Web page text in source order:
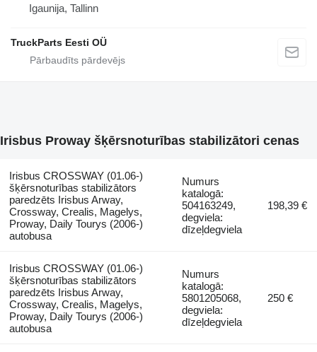
Igaunija, Tallinn
TruckParts Eesti OÜ
Irisbus Proway šķērsnoturības stabilizātori cenas
Irisbus CROSSWAY (01.06-)
šķērsnoturības stabilizātors
paredzēts Irisbus Arway,
Crossway, Crealis, Magelys,
Proway, Daily Tourys (2006-)
autobusa
Numurs
katalogā:
504163249,
degviela:
dīzeļdegviela
198,39 €
Irisbus CROSSWAY (01.06-)
šķērsnoturības stabilizātors
paredzēts Irisbus Arway,
Crossway, Crealis, Magelys,
Proway, Daily Tourys (2006-)
autobusa
Numurs
katalogā:
5801205068,
degviela:
dīzeļdegviela
250 €